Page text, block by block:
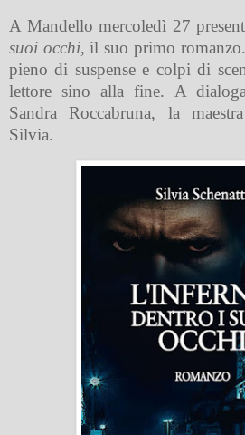
A Mandello mercoledì 27
suoi occhi, il suo primo
pieno di suspense e colpi di
lettore sino alla fine. A
Sandra Roccabruna, la
Silvia.